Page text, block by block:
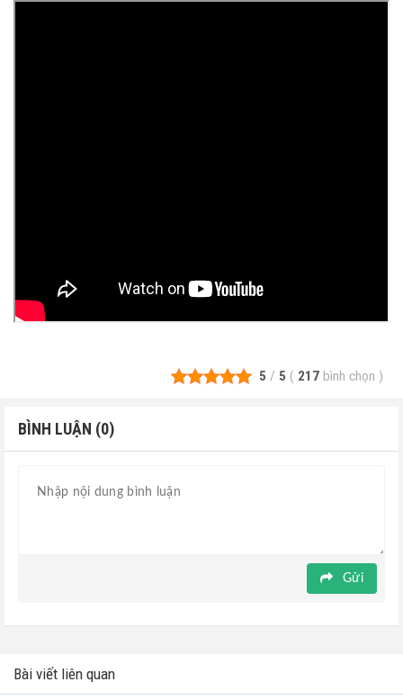
5 / 5 ( 217 bình chọn )
BÌNH LUẬN (0)
Gửi
Bài viết liên quan